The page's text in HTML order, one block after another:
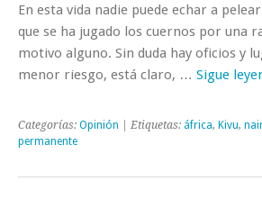
En esta vida nadie puede echar a
que se ha jugado los cuernos por una
motivo alguno. Sin duda hay oficios y
menor riesgo, está claro, … Sigue
Categorías: Opinión | Etiquetas: áfrica, Kivu,
permanente